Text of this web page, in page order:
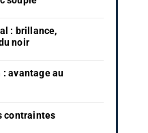
: brillance,
noir
avantage au
contraintes